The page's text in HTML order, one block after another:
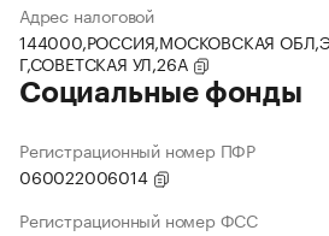
Адрес налоговой
144000,РОССИЯ,МОСКОВСКАЯ
Г,СОВЕТСКАЯ УЛ,26А
Социальные фонды
Регистрационный номер ПФР
060022006014
Регистрационный номер ФСС